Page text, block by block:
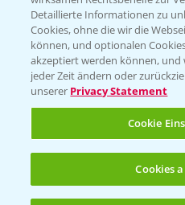
Folgen
Detaillierte Informationen zu
Cookies, ohne die wir die
können, und optionalen
akzeptiert werden können, und
jeder Zeit ändern oder
unserer Privacy Statement
Cookie
Cookies